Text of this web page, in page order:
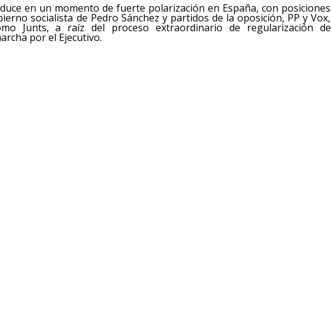
en un momento de fuerte polarización en España, con posiciones
socialista de Pedro Sánchez y partidos de la oposición, PP y Vox,
Junts, a raíz del proceso extraordinario de regularización de
por el Ejecutivo.